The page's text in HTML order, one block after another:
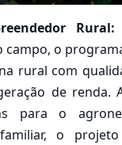
Rural:
campo, o
rural com
de renda.
para o
o